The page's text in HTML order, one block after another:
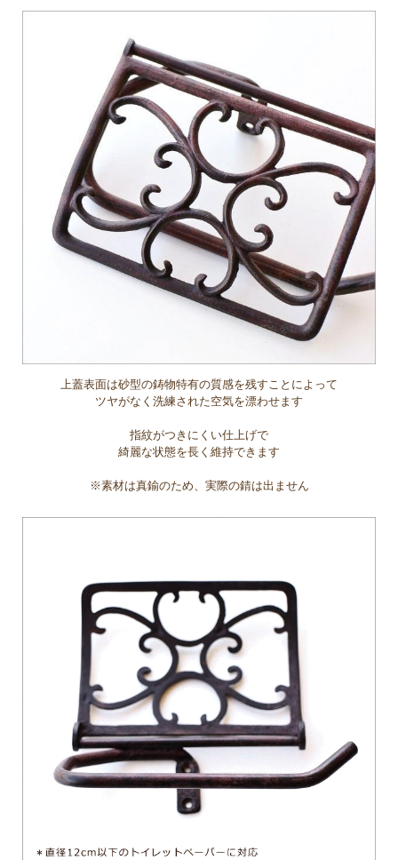
上蓋表面は砂型の鋳物特有の質感を残すことによって
ツヤがなく洗練された空気を漂わせます
指紋がつきにくい仕上げで
綺麗な状態を長く維持できます
※素材は真鍮のため、実際の錆は出ません